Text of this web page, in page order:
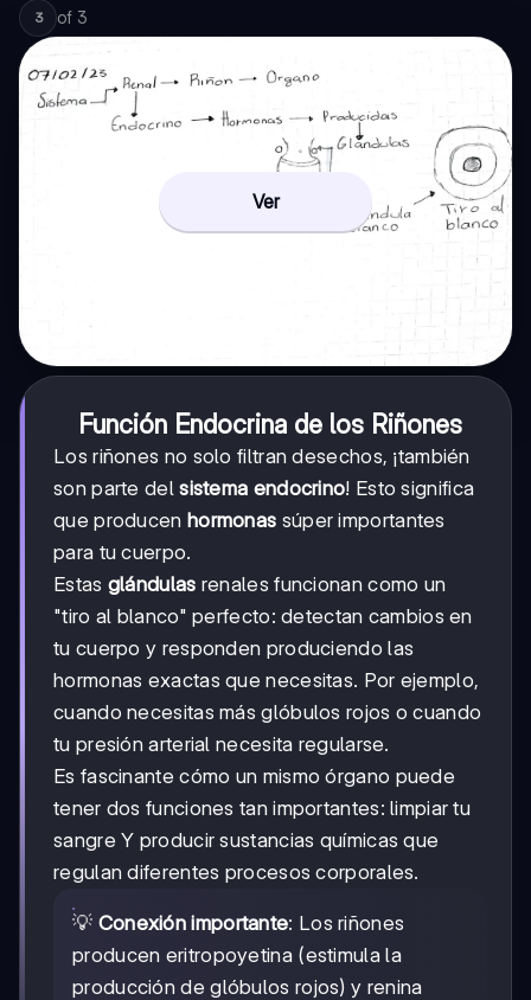
3 of 3
Ver
Función Endocrina de los Riñones
Los riñones no solo filtran desechos, ¡también
son parte delsistema endocrino! Esto significa
que producen hormonas súper importantes
para tu cuerpo.
Estas glándulas renales funcionan como un
"tiro al blanco" perfecto: detectan cambios en
tu cuerpo y responden produciendo las
hormonas exactas que necesitas. Por ejemplo,
cuando necesitas más glóbulos rojos o cuando
tu presión arterial necesita regularse.
Es fascinante cómo un mismo órgano puede
tener dos funciones tan importantes: limpiar tu
sangre Y producir sustancias químicas que
regulan diferentes procesos corporales.
💡 Conexión importante: Los riñones
producen eritropoyetina (estimula la
producción de glóbulos rojos) y renina